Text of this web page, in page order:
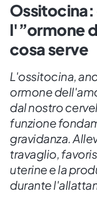
Ossitocina:
l'”ormone
cosa serve
L'ossitocina,
ormone
dal nostro
funzione
gravidanza.
travaglio,
uterine e la
durante